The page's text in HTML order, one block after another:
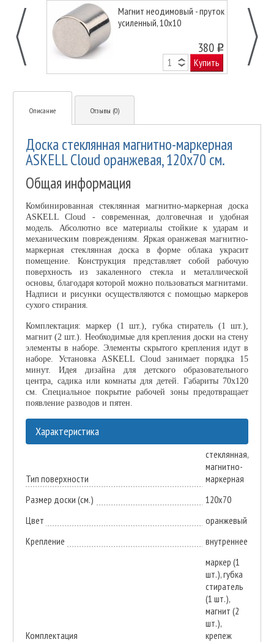
Магнит неодимовый - пруток
усиленный, 10х10
380 o
Купить
Описание Отзывы (0)
Доска стеклянная магнитно-маркерная
ASKELL Cloud оранжевая, 120х70 см.
Общая информация
Комбинированная стеклянная магнитно-маркерная доска
ASKELL Cloud - современная, долговечная и удобная
модель. Абсолютно все материалы стойкие к ударам и
механическим повреждениям. Яркая оранжевая магнитно-
маркерная стеклянная доска в форме облака украсит
помещение. Конструкция представляет собой рабочую
поверхность из закаленного стекла и металлической
основы, благодаря которой можно пользоваться магнитами.
Надписи и рисунки осуществляются с помощью маркеров
сухого стирания.
Комплектация: маркер (1 шт.), губка стиратель (1 шт.),
магнит (2 шт.). Необходимые для крепления доски на стену
элементы в наборе. Элементы скрытого крепления идут в
наборе. Установка ASKELL Cloud занимает порядка 15
минут. Идея дизайна для детского образовательного
центра, садика или комнаты для детей. Габариты 70х120
см. Специальное покрытие рабочей зоны предотвращает
появление разводов и пятен.
Характеристика
Тип поверхности
стеклянная,
магнитно-
маркерная
Размер доски (см.)
120х70
Цвет
оранжевый
Крепление
внутреннее
Комплектация
маркер (1
шт.), губка
стиратель
(1 шт.),
магнит (2
шт.),
крепеж